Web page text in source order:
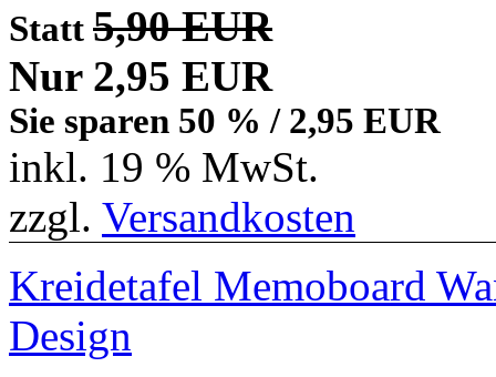
Statt 5,90 EUR
Nur 2,95 EUR
Sie sparen 50 % / 2,95 EUR
inkl. 19 % MwSt.
zzgl. Versandkosten
Kreidetafel Memoboard
Design